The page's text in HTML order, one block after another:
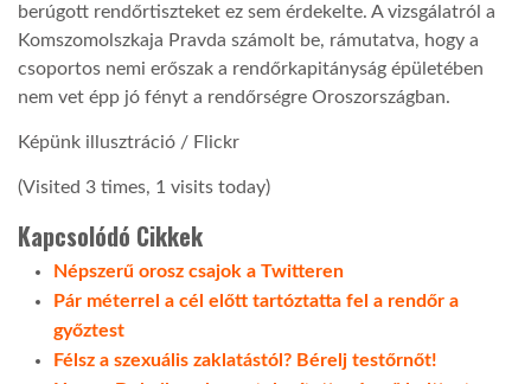
GLOBOBOOK
berúgott rendőrtiszteket ez sem érdekelte. A vizsgálatról a
Komszomolszkaja Pravda számolt be, rámutatva, hogy a
csoportos nemi erőszak a rendőrkapitányság épületében
nem vet épp jó fényt a rendőrségre Oroszországban.
Képünk illusztráció / Flickr
(Visited 3 times, 1 visits today)
Kapcsolódó Cikkek
Népszerű orosz csajok a Twitteren
Pár méterrel a cél előtt tartóztatta fel a rendőr a
győztest
Félsz a szexuális zaklatástól? Bérelj testőrnőt!